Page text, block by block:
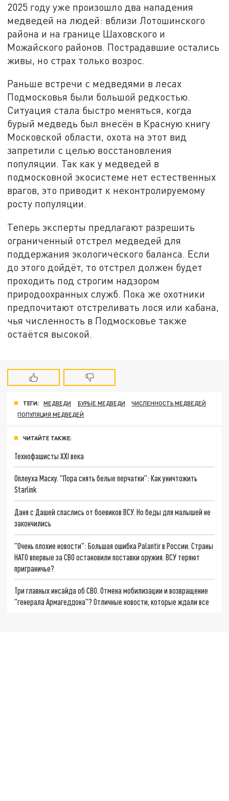
2025 году уже произошло два нападения
медведей на людей: вблизи Лотошинского
района и на границе Шаховского и
Можайского районов. Пострадавшие остались
живы, но страх только возрос.
Раньше встречи с медведями в лесах
Подмосковья были большой редкостью.
Ситуация стала быстро меняться, когда
бурый медведь был внесён в Красную книгу
Московской области, охота на этот вид
запретили с целью восстановления
популяции. Так как у медведей в
подмосковной экосистеме нет естественных
врагов, это приводит к неконтролируемому
росту популяции.
Теперь эксперты предлагают разрешить
ограниченный отстрел медведей для
поддержания экологического баланса. Если
до этого дойдёт, то отстрел должен будет
проходить под строгим надзором
природоохранных служб. Пока же охотники
предпочитают отстреливать лося или кабана,
чья численность в Подмосковье также
остаётся высокой.
ТЕГИ: МЕДВЕДИ БУРЫЕ МЕДВЕДИ
ЧИСЛЕННОСТЬ МЕДВЕДЕЙ
ПОПУЛЯЦИЯ МЕДВЕДЕЙ
ЧИТАЙТЕ ТАКЖЕ:
Технофашисты XXI века
Оплеуха Маску. "Пора снять белые перчатки": Как уничтожить
Starlink
Даня с Дашей спаслись от боевиков ВСУ. Но беды для малышей не
закончились
"Очень плохие новости": Большая ошибка Palantir в России. Страны
НАТО впервые за СВО остановили поставки оружия. ВСУ теряют
приграничье?
Три главных инсайда об СВО. Отмена мобилизации и возвращение
"генерала Армагеддона"? Отличные новости, которые ждали все